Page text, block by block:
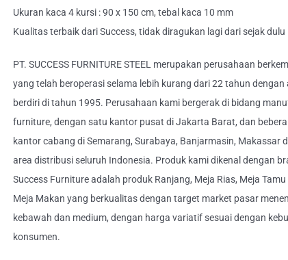
Ukuran kaca 4 kursi : 90 x 150 cm, tebal kaca 10 mm
Kualitas terbaik dari Success, tidak diragukan lagi dari sejak dulu
PT. SUCCESS FURNITURE STEEL merupakan perusahaan
yang telah beroperasi selama lebih kurang dari 22 tahun dengan
berdiri di tahun 1995. Perusahaan kami bergerak di bidang
furniture, dengan satu kantor pusat di Jakarta Barat, dan
kantor cabang di Semarang, Surabaya, Banjarmasin, Makassar
area distribusi seluruh Indonesia. Produk kami dikenal dengan
Success Furniture adalah produk Ranjang, Meja Rias, Meja Tamu
Meja Makan yang berkualitas dengan target market pasar
kebawah dan medium, dengan harga variatif sesuai dengan
konsumen.